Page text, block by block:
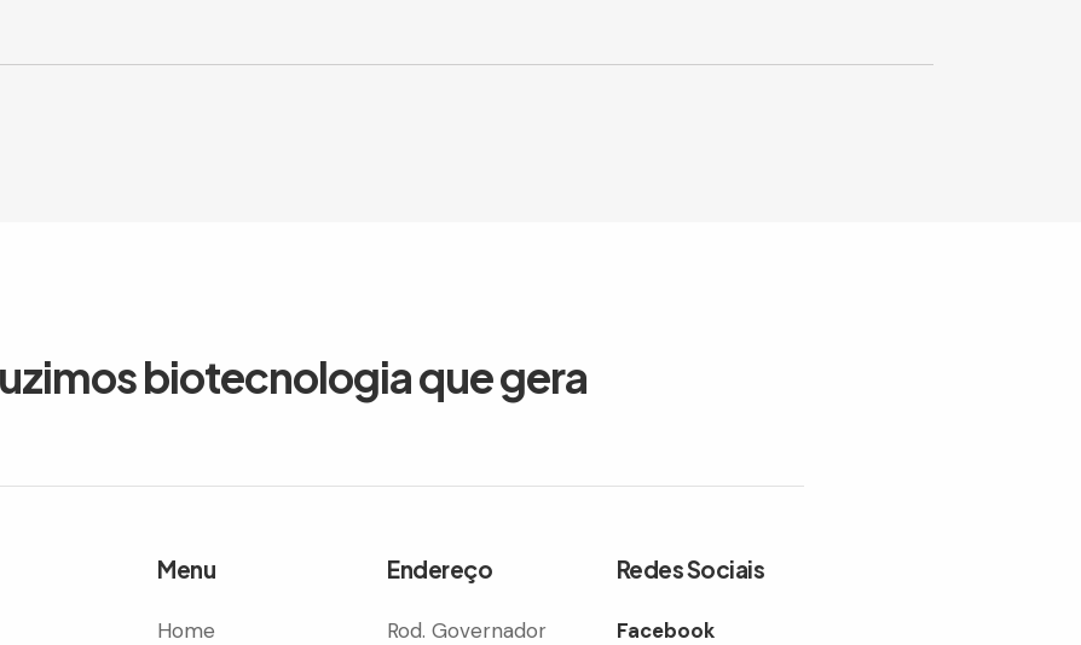
biotecnologia que gera
Menu
Home
Endereço
Rod. Governador
Redes Sociais
Facebook